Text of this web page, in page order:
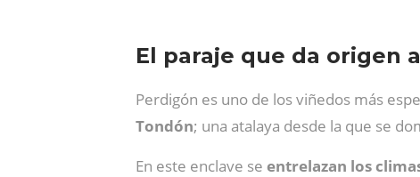
El paraje que da origen
Perdigón es uno de los viñedos más
Tondón; una atalaya desde la que se
En este enclave se entrelazan los